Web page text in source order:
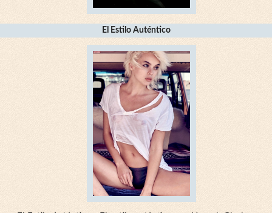
El Estilo Auténtico